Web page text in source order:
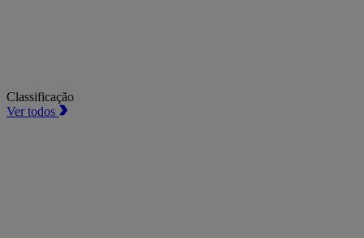
Classificação
Ver todos